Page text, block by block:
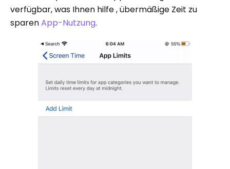
verfügbar, was Ihnen hilfe , übermäßige Zeit zu
sparenApp-Nutzung.